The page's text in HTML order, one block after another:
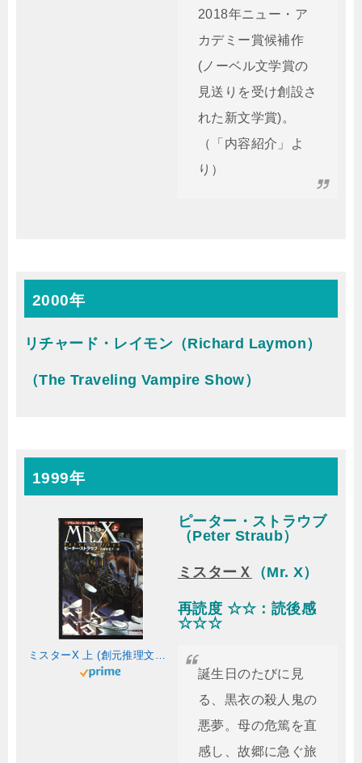
2018年ニュー・ア
カデミー賞候補作
(ノーベル文学賞の
見送りを受け創設さ
れた新文学賞)。
（「内容紹介」よ
り）
2000年
リチャード・レイモン（Richard Laymon）
（The Traveling Vampire Show）
1999年
ミスターX 上 (創元推理文庫 F ス 4-1)
ピーター・ストラウブ
（Peter Straub）
ミスターＸ （Mr. X）
再読度 ☆☆：読後感
☆☆☆
誕生日のたびに見
る、黒衣の殺人鬼の
悪夢。母の危篤を直
感し、故郷に急ぐ旅